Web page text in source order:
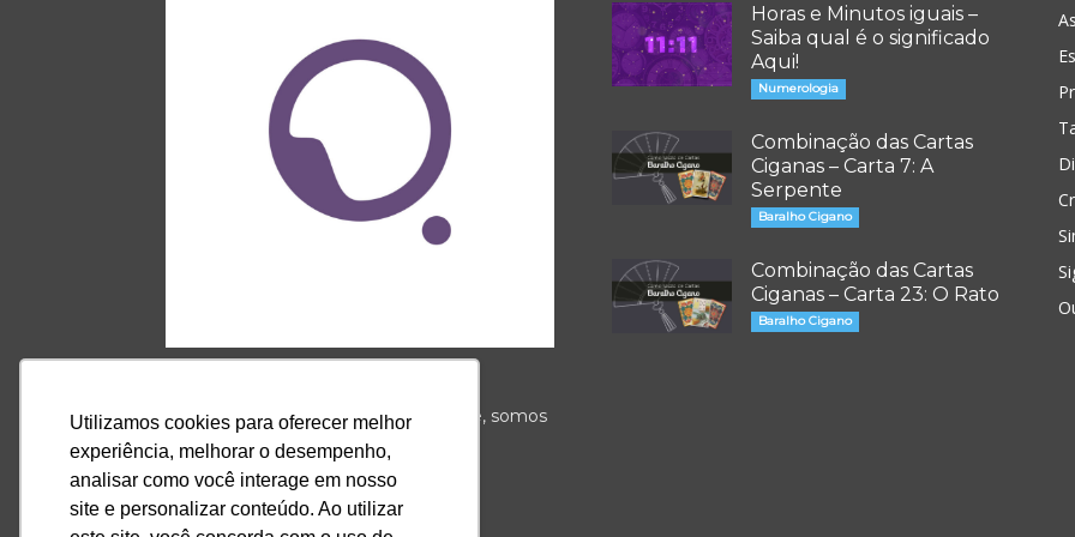
Utilizamos cookies para oferecer melhor
experiência, melhorar o desempenho,
analisar como você interage em nosso
site e personalizar conteúdo. Ao utilizar
autoconhecimento e a espiritualidade, somos
referência, somos iQuilibrio.
Contato:contato@iquilibrio.com.br
Horas e Minutos iguais –
Saiba qual é o significado
Aqui!
Numerologia
Combinação das Cartas
Ciganas – Carta 7: A
Serpente
Baralho Cigano
Combinação das Cartas
Ciganas – Carta 23: O Rato
Baralho Cigano